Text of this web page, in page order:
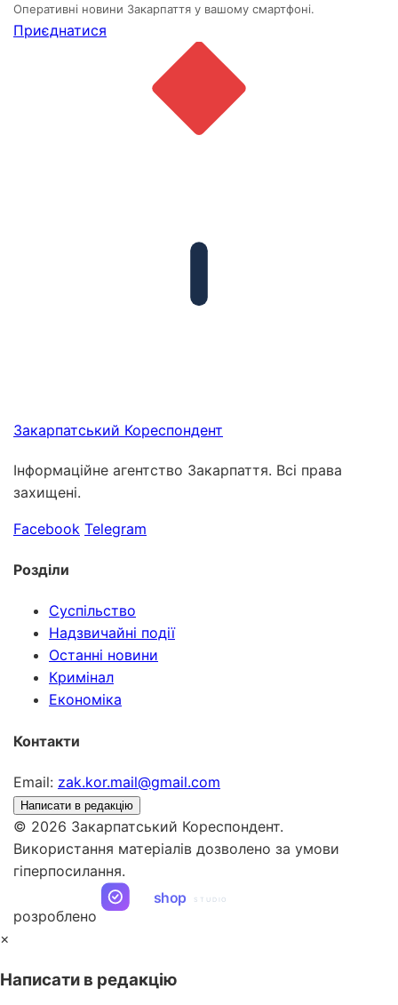
Оперативні новини Закарпаття у вашому смартфоні.
Приєднатися
Закарпатський Кореспондент
Інформаційне агентство Закарпаття. Всі права
захищені.
Facebook Telegram
Розділи
Суспільство
Надзвичайні події
Останні новини
Кримінал
Економіка
Контакти
Email: zak.kor.mail@gmail.com
Написати в редакцію
© 2026 Закарпатський Кореспондент.
Використання матеріалів дозволено за умови
гіперпосилання.
розроблено
shop STUDIO
×
Написати в редакцію